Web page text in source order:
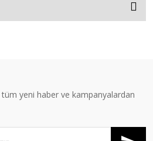
yeni haber ve kampanyalardan